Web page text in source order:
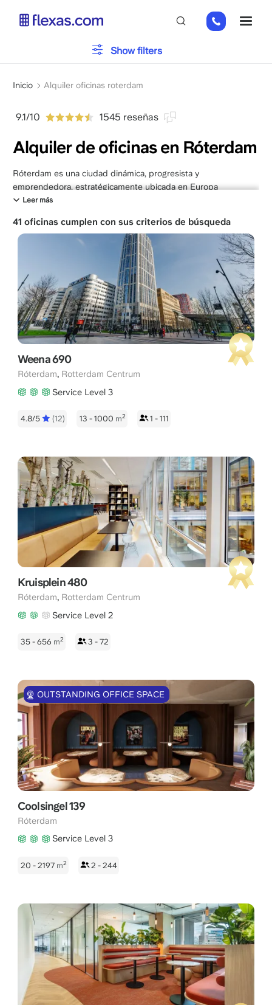
+31
85
Sobrescribir
de
a
navegación
Inicio Alquiler oficinas roterdam
9.1/10 1545 reseñas
Alquiler de oficinas en Róterdam
Róterdam es una ciudad dinámica, progresista y
emprendedora, estratégicamente ubicada en Europa
Occidental. Alquilar oficinas en Róterdam representa un gran
ups ambiciosas que buscan crecer significativamente.
Leer más
Aparcamiento
Servicios
Por favor, elija el tamaño de su equipox
Show filters
41 oficinas cumplen con sus criterios de búsqueda
Weena 690
Róterdam, Rotterdam Centrum
Service Level 3
4.8/5 (12) 13 - 1000 m2 1 - 111
Kruisplein 480
Róterdam, Rotterdam Centrum
Service Level 2
35 - 656 m2 3 - 72
OUTSTANDING OFFICE SPACE
Coolsingel 139
Róterdam
Service Level 3
20 - 2197 m2 2 - 244